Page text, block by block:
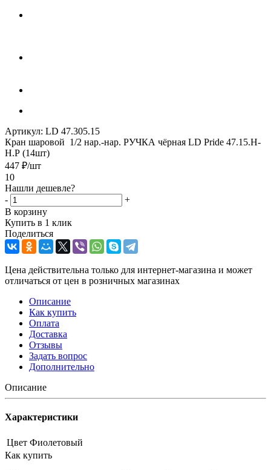
Артикул: LD 47.305.15
Кран шаровой 1/2 нар.-нар. РУЧКА чёрная LD Pride 47.15.Н-
Н.Р (14шт)
447 ₽/шт
10
Нашли дешевле?
-
+
В корзину
Купить в 1 клик
Поделиться
Цена действительна только для интернет-магазина и может
отличаться от цен в розничных магазинах
Описание
Как купить
Оплата
Доставка
Отзывы
Задать вопрос
Дополнительно
Описание
Характеристики
Цвет Фиолетовый
Как купить